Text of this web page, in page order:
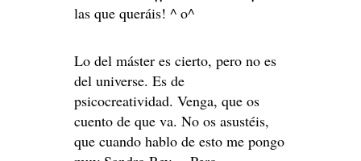
las que queráis! ^ o^
Lo del máster es cierto, pero no es
del universe. Es de
psicocreatividad. Venga, que os
cuento de que va. No os asustéis,
que cuando hablo de esto me pongo